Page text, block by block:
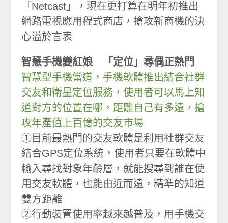
「Netcast」，現在更打算在明年初推出
網路電視應用程式商店，搶攻新商機的決
心溢於言表
智慧手機變紅娘 「定位」尋偶正熱門
智慧型手機當道，手機軟體推出結合社群
交友和衛星定位服務，使用者可以馬上知
道對方的位置在哪，距離自己有多遠，搶
攻年產值上百億的交友市場
①目前最熱門的交友軟體是利用社群交友
結合GPS定位系統，使用者只要在軟體中
輸入尋找對象年齡層，就能搜尋到誰在使
用交友軟體，也能由近而遠，精準的知道
雙方距離
②行動裝置使用率越來越普及，用手機交